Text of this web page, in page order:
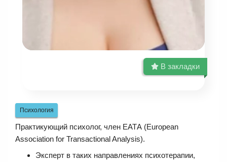
В закладки
Психология
Практикующий психолог, член ЕАТА (European
Association for Transactional Analysis).
Эксперт в таких направлениях психотерапии,